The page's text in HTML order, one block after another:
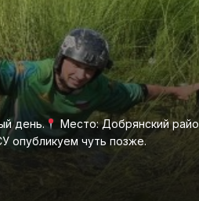
день.
Место: Добрянский
опубликуем чуть позже.